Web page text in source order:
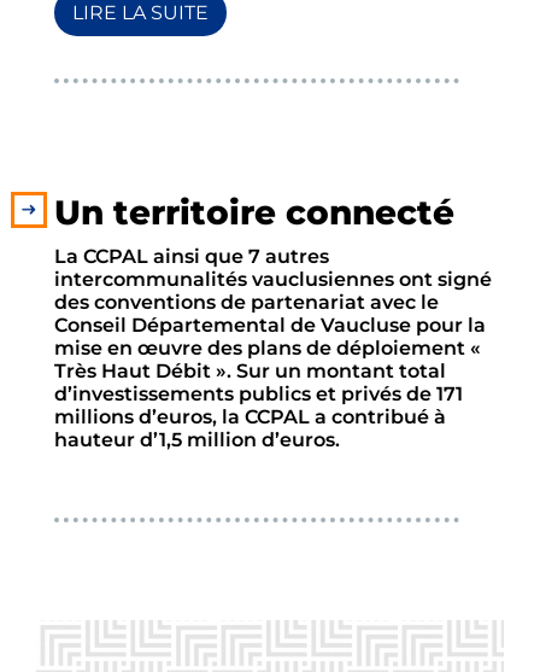
LIRE LA SUITE
Un territoire connecté
La CCPAL ainsi que 7 autres
intercommunalités vauclusiennes ont signé
des conventions de partenariat avec le
Conseil Départemental de Vaucluse pour la
mise en œuvre des plans de déploiement «
Très Haut Débit ». Sur un montant total
d’investissements publics et privés de 171
millions d’euros, la CCPAL a contribué à
hauteur d’1,5 million d’euros.